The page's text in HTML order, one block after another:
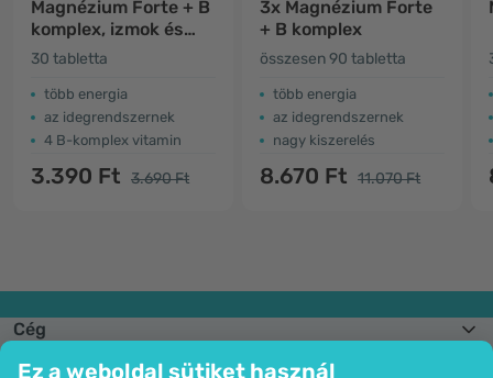
Ez a weboldal sütiket használ
Magnézium Forte + B
komplex, izmok és
idegek
30 tabletta
több energia
az idegrendszernek
4 B-komplex vitamin
3.390 Ft 3.690 Ft
3x Magnézium Forte
+ B komplex
összesen 90 tabletta
több energia
az idegrendszernek
nagy kiszerelés
8.670 Ft 11.070 Ft
Cég